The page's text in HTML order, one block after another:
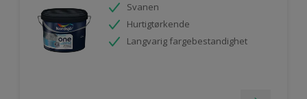
Svanen
Hurtigtørkende
Langvarig fargebestandighet